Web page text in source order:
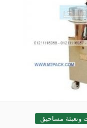
وتعبئة مساحيق